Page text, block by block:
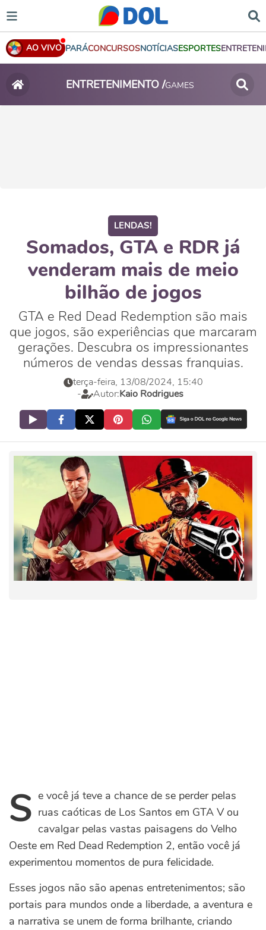
AO VIVO PARÁCONCURSOSNOTÍCIASESPORTES
ENTRETENIMENTO /GAMES
LENDAS!
Somados, GTA e RDR já
venderam mais de meio
bilhão de jogos
GTA e Red Dead Redemption são mais
que jogos, são experiências que marcaram
gerações. Descubra os impressionantes
números de vendas dessas franquias.
terça-feira, 13/08/2024, 15:40
-
Autor:Kaio Rodrigues
Se você já teve a chance de se perder pelas
ruas caóticas de Los Santos em GTA V ou
cavalgar pelas vastas paisagens do Velho
Oeste em Red Dead Redemption 2, então você já
experimentou momentos de pura felicidade.
Esses jogos não são apenas entretenimentos; são
portais para mundos onde a liberdade, a aventura e
a narrativa se unem de forma brilhante, criando